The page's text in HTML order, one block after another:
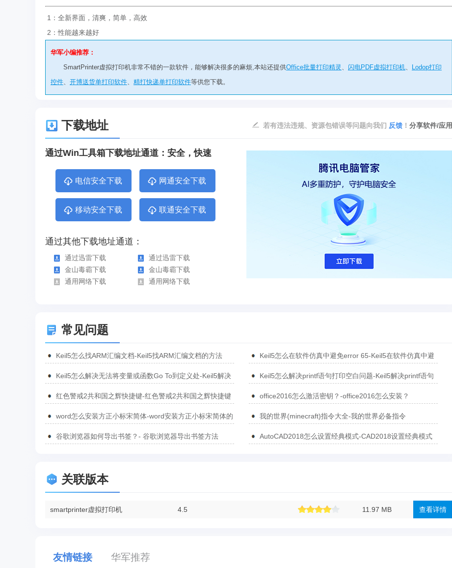
1：全新界面，清爽，简单，高效
2：性能越来越好
华军小编推荐：
SmartPrinter虚拟打印机非常不错的一款软件，能够解决很多的麻烦,本站还提供Office批量打印精灵 、 闪电PDF虚拟打印机、
Lodop打印
控件、 开博送货单打印软件、 精打快递单打印软件等供您下载。
下载地址 分享软件/应用
若有违法违规、资源包错误等问题向我们 反馈 ！
通过Win工具箱下载地址通道：安全，快速
电信安全下载 网通安全下载
移动安全下载 联通安全下载
通过其他下载地址通道：
通过迅雷下载
通过迅雷下载
金山毒霸下载
金山毒霸下载
通用网络下载
通用网络下载
常见问题
Keil5怎么找ARM汇编文档-Keil5找ARM汇编文档的方法
Keil5怎么在软件仿真中避免error 65-Keil5在软件仿真中避
Keil5怎么解决无法将变量或函数Go To到定义处-Keil5解决
Keil5怎么解决printf语句打印空白问题-Keil5解决printf语句
红色警戒2共和国之辉快捷键-红色警戒2共和国之辉快捷键
office2016怎么激活密钥？-office2016怎么安装？
word怎么安装方正小标宋简体-word安装方正小标宋简体的
我的世界(minecraft)指令大全-我的世界必备指令
谷歌浏览器如何导出书签？- 谷歌浏览器导出书签方法
AutoCAD2018怎么设置经典模式-CAD2018设置经典模式
关联版本
smartprinter虚拟打印机 4.5 11.97 MB 查看详情
友情链接 华军推荐